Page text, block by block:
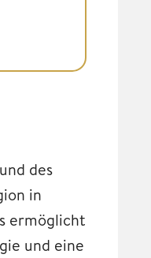
des
in
ermöglicht
und eine